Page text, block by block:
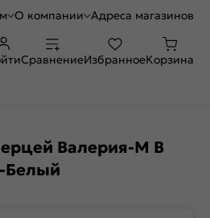
О компании Адреса магазинов
СравнениеИзбранноеКорзина
Валерия-М В
Белый